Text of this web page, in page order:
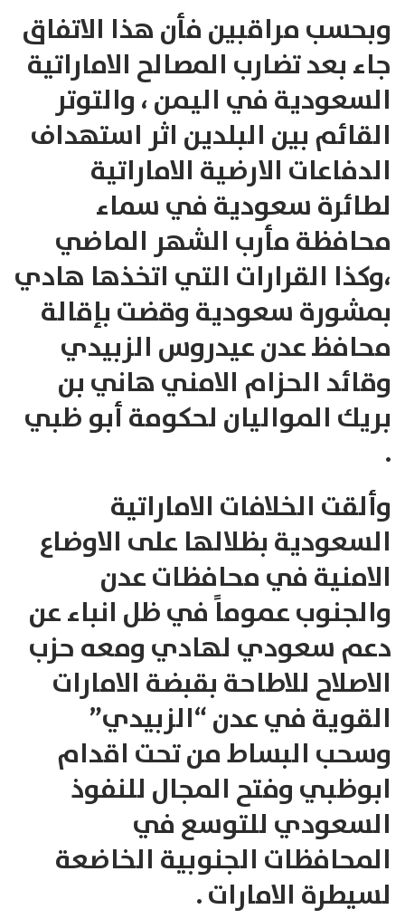
وبحسب مراقبين فأن هذا الاتفاق
جاء بعد تضارب المصالح الاماراتية
السعودية في اليمن ، والتوتر
القائم بين البلدين اثر استهداف
الدفاعات الارضية الاماراتية
لطائرة سعودية في سماء
محافظة مأرب الشهر الماضي
،وكذا القرارات التي اتخذها هادي
بمشورة سعودية وقضت بإقالة
محافظ عدن عيدروس الزبيدي
وقائد الحزام الامني هاني بن
بريك المواليان لحكومة أبو ظبي
.
وألقت الخلافات الاماراتية
السعودية بظلالها على الاوضاع
الامنية في محافظات عدن
والجنوب عموماً في ظل انباء عن
دعم سعودي لهادي ومعه حزب
الاصلاح للاطاحة بقبضة الامارات
القوية في عدن “الزبيدي”
وسحب البساط من تحت اقدام
ابوظبي وفتح المجال للنفوذ
السعودي للتوسع في
المحافظات الجنوبية الخاضعة
لسيطرة الامارات .